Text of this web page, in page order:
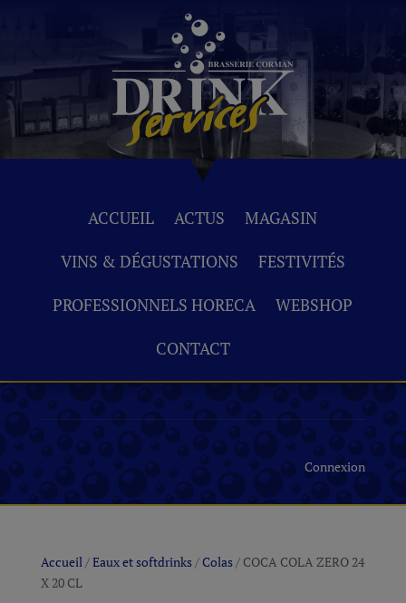
ACCUEIL ACTUS
MAGASIN
VINS & DÉGUSTATIONS
FESTIVITÉS
PROFESSIONNELS HORECA
WEBSHOP
CONTACT
Connexion
Accueil/Eaux et softdrinks/Colas/ COCA COLA ZERO 24
X 20 CL